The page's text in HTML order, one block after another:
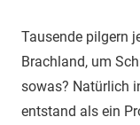
Tausende pilgern
Brachland, um
sowas? Natürlich
entstand als ein